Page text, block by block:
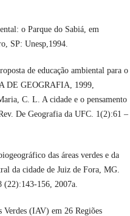
o Parque do Sabiá, em
SP: Unesp,1994.
de educação ambiental para o
DE GEOGRAFIA, 1999,
C. L. A cidade e o pensamento
De Geografia da UFC. 1(2):61 –
das áreas verdes e da
da cidade de Juiz de Fora, MG.
156, 2007a.
Verdes (IAV) em 26 Regiões